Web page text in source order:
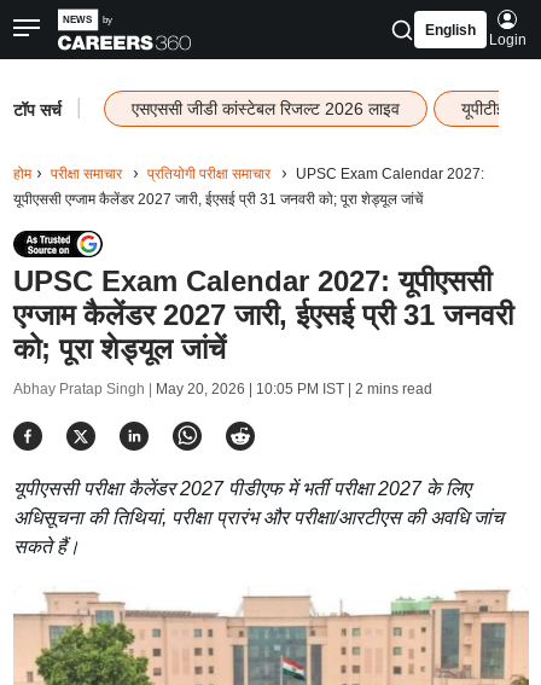
English
Login
टॉप सर्च एसएससी जीडी कांस्टेबल रिजल्ट 2026 लाइव यूपीटीईटी
होम परीक्षा समाचार प्रतियोगी परीक्षा समाचार
UPSC Exam Calendar 2027:
यूपीएससी एग्जाम कैलेंडर 2027 जारी, ईएसई प्री 31 जनवरी को; पूरा शेड्यूल जांचें
UPSC Exam Calendar 2027: यूपीएससी
एग्जाम कैलेंडर 2027 जारी, ईएसई प्री 31 जनवरी
को; पूरा शेड्यूल जांचें
Abhay Pratap Singh | May 20, 2026 | 10:05 PM IST| 2 mins read
यूपीएससी परीक्षा कैलेंडर 2027 पीडीएफ में भर्ती परीक्षा 2027 के लिए
अधिसूचना की तिथियां, परीक्षा प्रारंभ और परीक्षा/आरटीएस की अवधि जांच
सकते हैं।